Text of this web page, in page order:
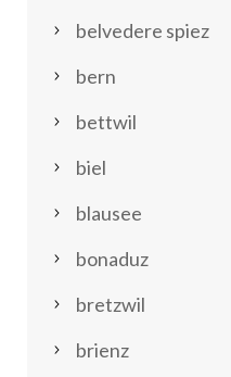
belvedere spiez
bern
bettwil
biel
blausee
bonaduz
bretzwil
brienz